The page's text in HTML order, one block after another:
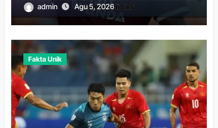
admin Agu 5, 2026
Fakta Unik